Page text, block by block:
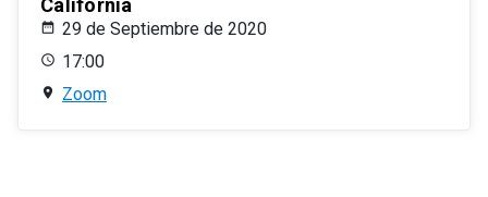
California
29 de Septiembre de 2020
17:00
Zoom